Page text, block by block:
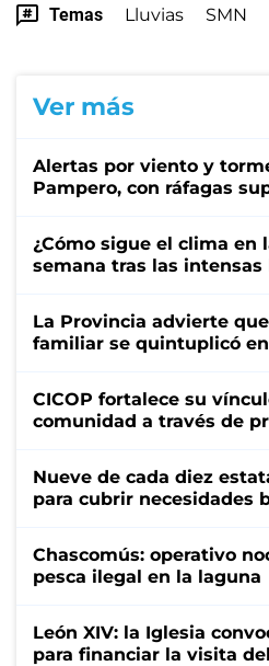
Temas Lluvias SMN
Ver más
Alertas por viento y
Pampero, con ráfagas
¿Cómo sigue el clima en
semana tras las intensas
La Provincia advierte
familiar se quintuplicó
CICOP fortalece su
comunidad a través de
Nueve de cada diez
para cubrir necesidades
Chascomús: operativo
pesca ilegal en la laguna
León XIV: la Iglesia
para financiar la visita